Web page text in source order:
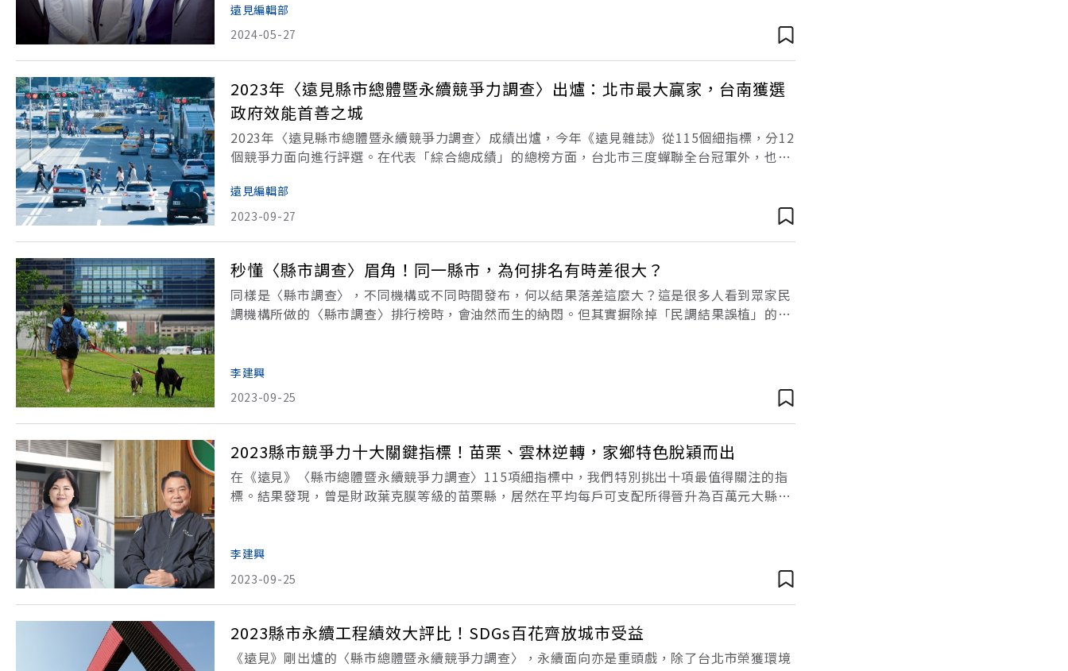
台灣地方30年發展史的《遠見》，儼然已是台灣
遠見編輯部
2024-05-27
2023年〈遠見縣市總體暨永續競爭力調查〉出爐：北市最大贏家，台南獲選
政府效能首善之城
2023年〈遠見縣市總體暨永續競爭力調查〉成績出爐，今年《遠見雜誌》從115個細指標，分12
個競爭力面向進行評選。在代表「綜合總成績」的總榜方面，台北市三度蟬聯全台冠軍外，也獲
市和桃園市因分別在「治8理永續」和「公共
遠見編輯部
2023-09-27
秒懂〈縣市調查〉眉角！同一縣市，為何排名有時差很大？
同樣是〈縣市調查〉，不同機構或不同時間發布，何以結果落差這麼大？這是很多人看到眾家民
調機構所做的〈縣市調查〉排行榜時，會油然而生的納悶。但其實摒除掉「民調結果誤植」的低
李建興
2023-09-25
2023縣市競爭力十大關鍵指標！苗栗、雲林逆轉，家鄉特色脫穎而出
在《遠見》〈縣市總體暨永續競爭力調查〉115項細指標中，我們特別挑出十項最值得關注的指
標。結果發現，曾是財政葉克膜等級的苗栗縣，居然在平均每戶可支配所得晉升為百萬元大縣，
李建興
2023-09-25
2023縣市永續工程績效大評比！SDGs百花齊放城市受益
《遠見》剛出爐的〈縣市總體暨永續競爭力調查〉，永續面向亦是重頭戲，除了台北市榮獲環境